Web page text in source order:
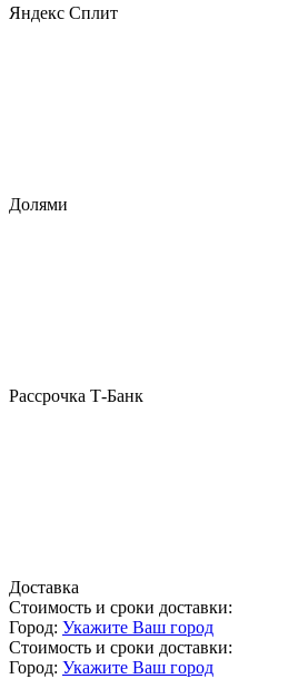
Яндекс Сплит
Долями
Рассрочка Т-Банк
Доставка
Стоимость и сроки доставки:
Город: Укажите Ваш город
Стоимость и сроки доставки:
Город: Укажите Ваш город